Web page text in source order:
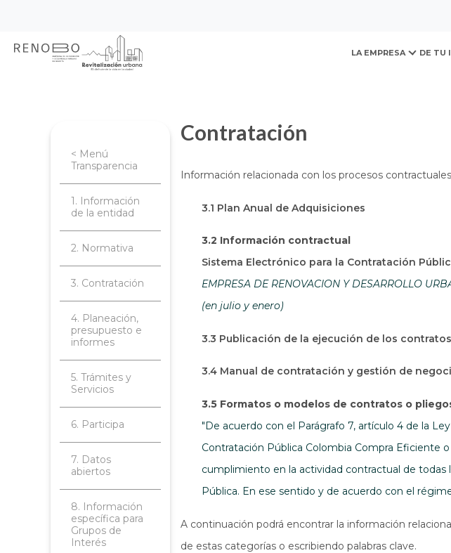
contenido
Sitio Web Empresa de Renovación y
LA EMPRESA DE TU
< Menú
Transparencia
1. Información
de la entidad
2. Normativa
3. Contratación
4. Planeación,
presupuesto e
informes
5. Trámites y
Servicios
6. Participa
7. Datos
abiertos
8. Información
específica para
Grupos de
Interés
Contratación
Información relacionada con los procesos
3.1 Plan Anual de Adquisiciones
3.2 Información contractual
Sistema Electrónico para la Contratación
EMPRESA DE RENOVACION Y DESARROLLO
(en julio y enero)
3.3 Publicación de la ejecución de los contratos
3.4 Manual de contratación y gestión de
3.5 Formatos o modelos de contratos o
"De acuerdo con el Parágrafo 7, artículo 4 de la
Contratación Pública Colombia Compra Eficiente
cumplimiento en la actividad contractual de todas
Pública. En ese sentido y de acuerdo con el
A continuación podrá encontrar la información
de estas categorías o escribiendo palabras clave.